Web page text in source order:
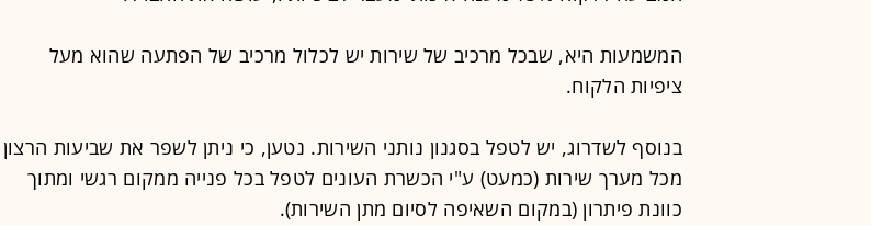
המשמעות היא, שבכל מרכיב של שירות יש לכלול מרכיב של הפתעה שהוא מעל
ציפיות הלקוח.
בנוסף לשדרוג, יש לטפל בסגנון נותני השירות. נטען, כי ניתן לשפר את שביעות הרצון
מכל מערך שירות (כמעט) ע"י הכשרת העונים לטפל בכל פנייה ממקום רגשי ומתוך
כוונת פיתרון (במקום השאיפה לסיום מתן השירות).